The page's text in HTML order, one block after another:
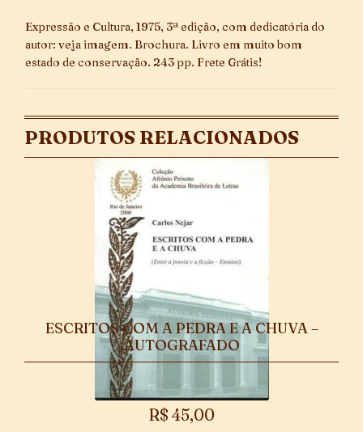
Expressão e Cultura, 1975, 3ª edição, com dedicatória do
autor: veja imagem. Brochura. Livro em muito bom
estado de conservação. 243 pp. Frete Grátis!
PRODUTOS RELACIONADOS
ESCRITOS COM A PEDRA E A CHUVA –
AUTOGRAFADO
R$ 45,00